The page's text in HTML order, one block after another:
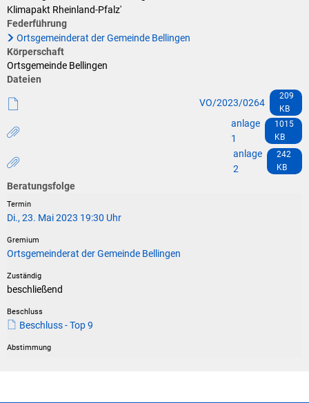
Förderungen der VG für private Umbauten
Allgemeine Informationen
Seniorenmobilität/Jugendtaxi/Fahrservice
Ehrenamtskarte des Westerwaldkreises
Klimapakt Rheinland-Pfalz'
Federführung
Ortsgemeinderat der Gemeinde Bellingen
Körperschaft
Ortsgemeinde Bellingen
Dateien
VO/2023/0264
209
KB
anlage
1
1015
KB
anlage
2
242
KB
Beratungsfolge
Di., 23. Mai 2023 19:30 Uhr
Ortsgemeinderat der Gemeinde Bellingen
beschließend
Beschluss - Top 9